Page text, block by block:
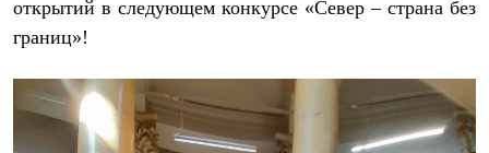
Технологии
Команда Баск
Сотрудничество
Стать дилером
Корпоративным клиентам
Услуги
открытий в следующем конкурсе «Север – страна без
границ»!